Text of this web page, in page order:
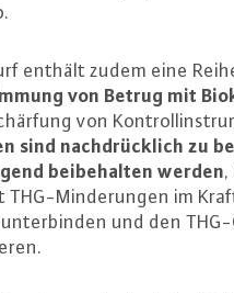
enthält zudem eine
von Betrug mit
von
sind nach­drück­lich zu
bei­be­hal­ten werden
THG-Min­de­run­gen im
un­ter­bin­den und den